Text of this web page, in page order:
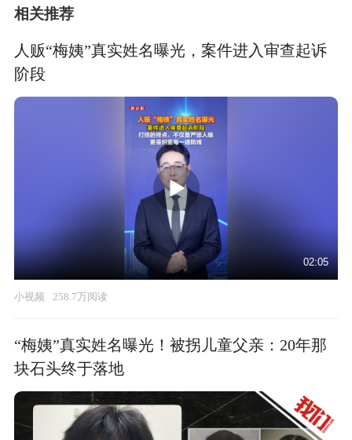
相关推荐
人贩“梅姨”真实姓名曝光，案件进入审查起诉
阶段
02:05
小视频 258.7万阅读
“梅姨”真实姓名曝光！被拐儿童父亲：20年那
块石头终于落地